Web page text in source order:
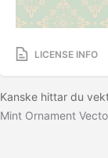
LICENSE INFO
Kanske hittar du
Mint Ornament